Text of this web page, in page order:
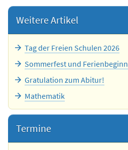
Weitere Artikel
Tag der Freien Schulen 2026
Sommerfest und Ferienbeginn
Gratulation zum Abitur!
Mathematik
Termine